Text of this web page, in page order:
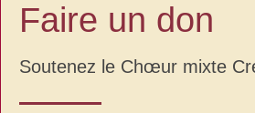
Faire un don
Soutenez le Chœur mixte